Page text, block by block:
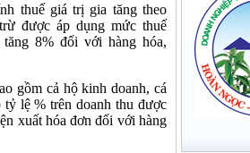
thuế giá trị gia tăng theo
được áp dụng mức thuế
8% đối với hàng hóa,
gồm cả hộ kinh doanh, cá
lệ % trên doanh thu được
xuất hóa đơn đối với hàng